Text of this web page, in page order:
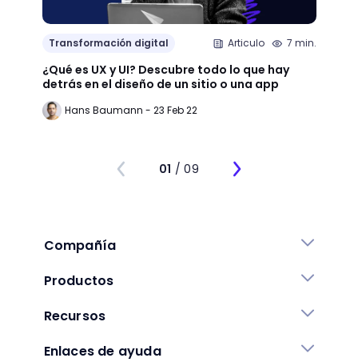
Transformación digital Articulo 7 min.
¿Qué es UX y UI? Descubre todo lo que hay
detrás en el diseño de un sitio o una app
Hans Baumann - 23 Feb 22
01 / 09
Compañía
Productos
Recursos
Enlaces de ayuda